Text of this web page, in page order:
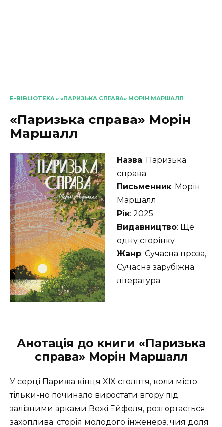
E-BIBLIOTEKA » «ПАРИЗЬКА СПРАВА» МОРІН МАРШАЛЛ
«Паризька справа» Морін
Маршалл
Назва: Паризька
справа
Письменник: Морін
Маршалл
Рік: 2025
Видавництво: Ще
одну сторінку
Жанр: Сучасна проза,
Сучасна зарубіжна
література
Анотація до книги «Паризька
справа» Морін Маршалл
У серці Парижа кінця XIX століття, коли місто
тільки-но починало виростати вгору під
залізними арками Вежі Ейфеля, розгортається
захоплива історія молодого інженера, чия доля